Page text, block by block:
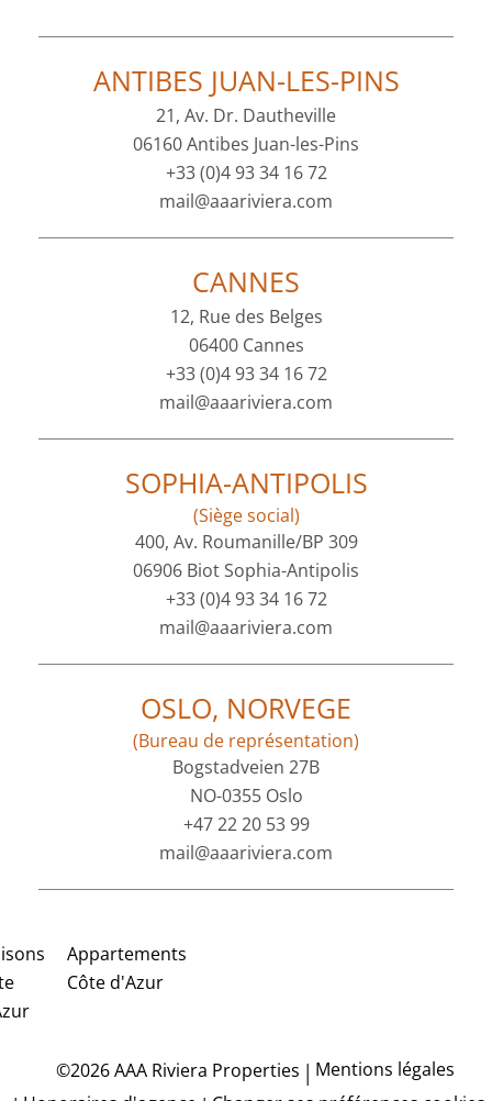
ANTIBES JUAN-LES-PINS
21, Av. Dr. Dautheville
06160 Antibes Juan-les-Pins
+33 (0)4 93 34 16 72
mail@aaariviera.com
CANNES
12, Rue des Belges
06400 Cannes
+33 (0)4 93 34 16 72
mail@aaariviera.com
SOPHIA-ANTIPOLIS
(Siège social)
400, Av. Roumanille/BP 309
06906 Biot Sophia-Antipolis
+33 (0)4 93 34 16 72
mail@aaariviera.com
OSLO, NORVEGE
(Bureau de représentation)
Bogstadveien 27B
NO-0355 Oslo
+47 22 20 53 99
mail@aaariviera.com
Appartements
Côte d'Azur
©2026 AAA Riviera Properties
Mentions légales